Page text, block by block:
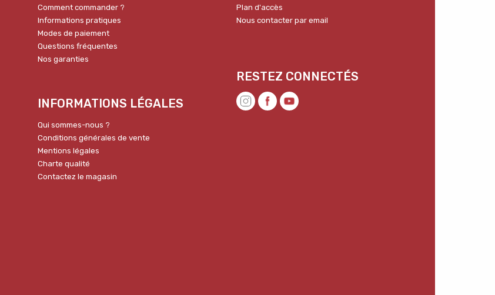
Comment commander ?
Informations pratiques
Modes de paiement
Questions fréquentes
Nos garanties
INFORMATIONS LÉGALES
Qui sommes-nous ?
Conditions générales de vente
Mentions légales
Charte qualité
Contactez le magasin
Plan d'accès
Nous contacter par email